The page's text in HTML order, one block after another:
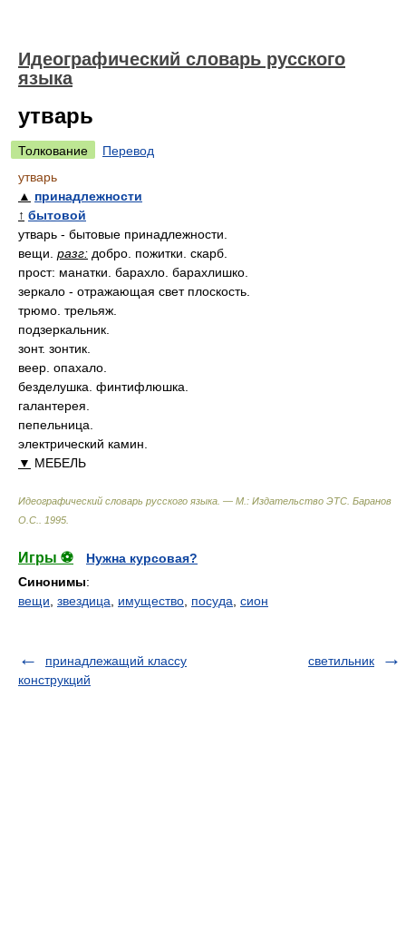
Идеографический словарь русского
языка
утварь
Толкование
Перевод
утварь
▲ принадлежности
↑ бытовой
утварь - бытовые принадлежности.
вещи. разг: добро. пожитки. скарб.
прост: манатки. барахло. барахлишко.
зеркало - отражающая свет плоскость.
трюмо. трельяж.
подзеркальник.
зонт. зонтик.
веер. опахало.
безделушка. финтифлюшка.
галантерея.
пепельница.
электрический камин.
▼ МЕБЕЛЬ
Идеографический словарь русского языка. — М.: Издательство ЭТС Баранов
О.С.
1995
Игры ⚽
Нужна курсовая?
Синонимы:
вещи звездица имущество посуда сион
принадлежащий классу
конструкций
светильник